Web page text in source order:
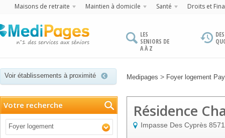
Maisons de retraite Maintien à domicile Santé Droits et
LES
SENIORS DE
A À Z
Voir établissements à proximité Medipages > Foyer logement
Votre recherche
Foyer logement
Résidence
Impasse Des Cyprès